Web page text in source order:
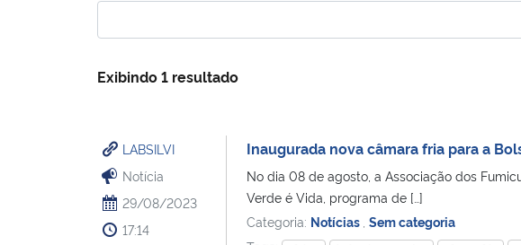
Exibindo 1 resultado
LABSILVI
Notícia
29/08/2023
17:14
Inaugurada nova câmara fria para a
No dia 08 de agosto, a Associação dos
Verde é Vida, programa de […]
Categoria: Notícias Sem categoria